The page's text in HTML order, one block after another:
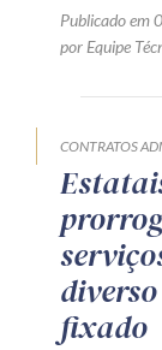
Publicado em
por Equipe
CONTRATOS
fixado